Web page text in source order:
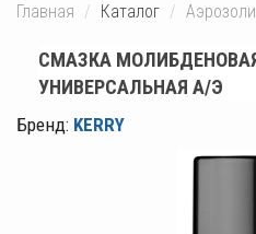
Главная Каталог Аэрозоли
СМАЗКА МОЛИБДЕНОВАЯ
УНИВЕРСАЛЬНАЯ А/Э
Бренд: KERRY